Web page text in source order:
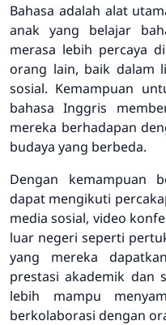
Bahasa adalah alat
anak yang belajar
merasa lebih percaya
orang lain, baik dalam
sosial. Kemampuan
bahasa Inggris
mereka berhadapan
budaya yang berbeda.
Dengan kemampuan
dapat mengikuti
media sosial, video
luar negeri seperti
yang mereka
prestasi akademik dan
lebih mampu
berkolaborasi dengan